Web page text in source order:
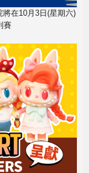
在10月3日(星期六)
賽